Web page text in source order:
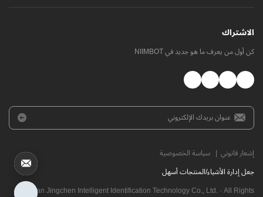
الاشتراك
كن أول من يعرف ما هو جديد في NIIMBOT
إشعار قانوني | سياسة الخصوصية
​جعل إدارة الأشياء/المنتجات أسهل
Wuhan Jingchen Intelligent Identification Technology Co., Ltd. · All Rights